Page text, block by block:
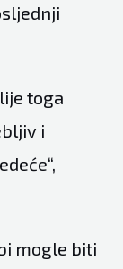
toga
i
mogle biti